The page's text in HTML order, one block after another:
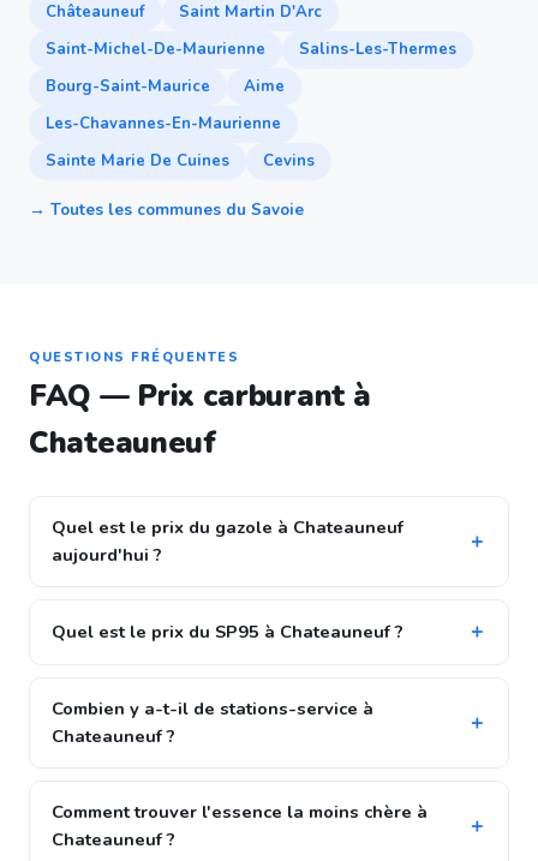
Châteauneuf
Saint Martin D'Arc
Saint-Michel-De-Maurienne
Salins-Les-Thermes
Bourg-Saint-Maurice
Aime
Les-Chavannes-En-Maurienne
Sainte Marie De Cuines
Cevins
→ Toutes les communes du Savoie
QUESTIONS FRÉQUENTES
FAQ — Prix carburant à
Chateauneuf
Quel est le prix du gazole à Chateauneuf
aujourd'hui ?
Quel est le prix du SP95 à Chateauneuf ?
Combien y a-t-il de stations-service à
Chateauneuf ?
Comment trouver l'essence la moins chère à
Chateauneuf ?